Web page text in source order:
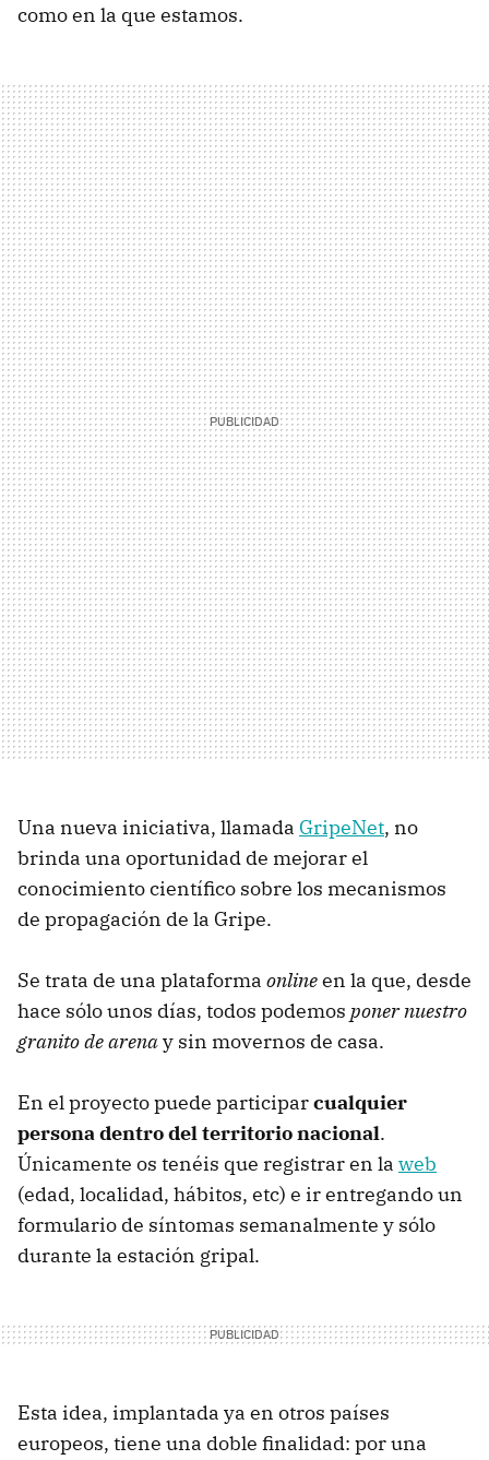
como en la que estamos.
Una nueva iniciativa, llamada GripeNet, no
brinda una oportunidad de mejorar el
conocimiento científico sobre los mecanismos
de propagación de la Gripe.
Se trata de una plataforma onlineen la que, desde
hace sólo unos días, todos podemos poner nuestro
granito de arenay sin movernos de casa.
En el proyecto puede participarcualquier
persona dentro del territorio nacional.
Únicamente os tenéis que registrar en la web
(edad, localidad, hábitos, etc) e ir entregando un
formulario de síntomas semanalmente y sólo
durante la estación gripal.
Esta idea, implantada ya en otros países
europeos, tiene una doble finalidad: por una